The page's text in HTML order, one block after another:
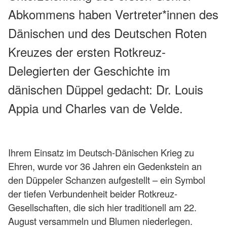
Abkommens haben Vertreter*innen des
Dänischen und des Deutschen Roten
Kreuzes der ersten Rotkreuz-
Delegierten der Geschichte im
dänischen Düppel gedacht: Dr. Louis
Appia und Charles van de Velde.
Ihrem Einsatz im Deutsch-Dänischen Krieg zu
Ehren, wurde vor 36 Jahren ein Gedenkstein an
den Düppeler Schanzen aufgestellt – ein Symbol
der tiefen Verbundenheit beider Rotkreuz-
Gesellschaften, die sich hier traditionell am 22.
August versammeln und Blumen niederlegen.